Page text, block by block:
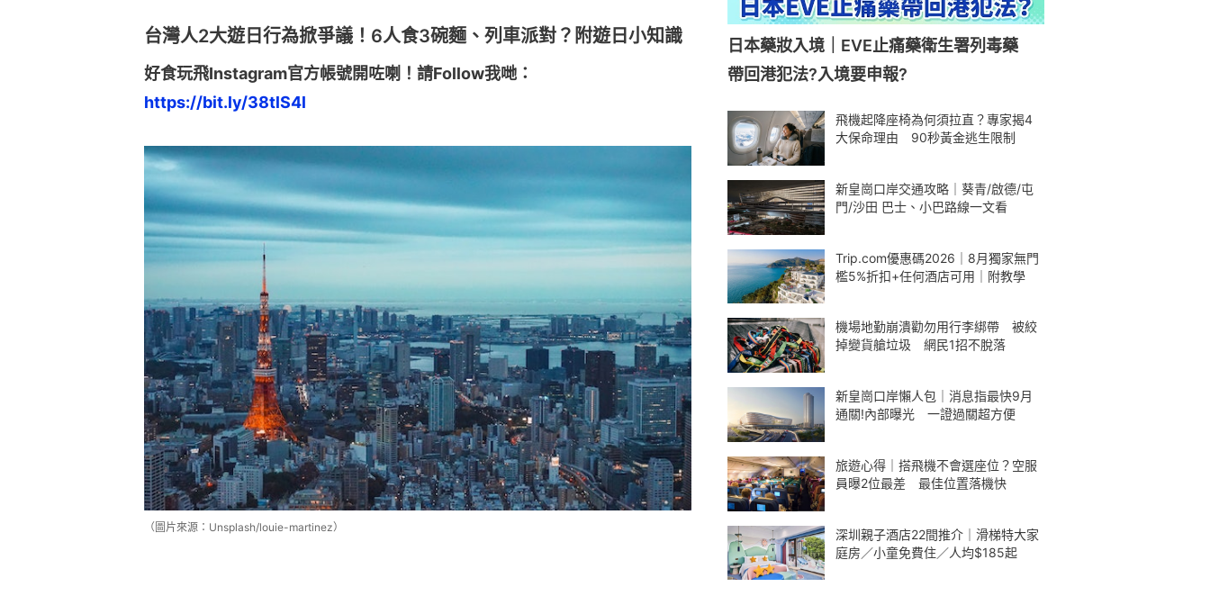
台灣人2大遊日行為掀爭議！6人食3碗麵、列車派對？附遊日小知識
好食玩飛Instagram官方帳號開咗喇！請Follow我哋：
https://bit.ly/38tlS4l
（圖片來源：Unsplash/louie-martinez）
日本藥妝入境｜EVE止痛藥衛生署列毒藥
帶回港犯法?入境要申報?
飛機起降座椅為何須拉直？專家揭4
大保命理由 90秒黃金逃生限制
新皇崗口岸交通攻略｜葵青/啟德/屯
門/沙田 巴士、小巴路線一文看
Trip.com優惠碼2026｜8月獨家無門
檻5%折扣+任何酒店可用｜附教學
機場地勤崩潰勸勿用行李綁帶 被絞
掉變貨艙垃圾 網民1招不脫落
新皇崗口岸懶人包｜消息指最快9月
通關!內部曝光 一證過關超方便
旅遊心得｜搭飛機不會選座位？空服
員曝2位最差 最佳位置落機快
深圳親子酒店22間推介｜滑梯特大家
庭房／小童免費住／人均$185起